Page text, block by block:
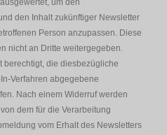
den Inhalt zukünftiger Newsletter
Person anzupassen. Diese
nicht an Dritte weitergegeben.
berechtigt, die diesbezügliche
Verfahren abgegebene
Nach einem Widerruf werden
dem für die Verarbeitung
vom Erhalt des Newsletters